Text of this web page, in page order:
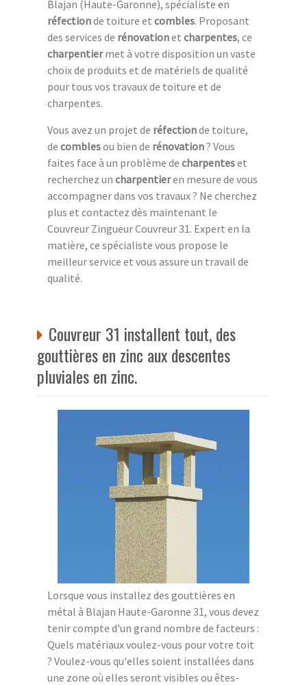
Blajan (Haute-Garonne), spécialiste en
réfectionde toiture et combles. Proposant
des services de rénovationet charpentes, ce
charpentiermet à votre disposition un vaste
choix de produits et de matériels de qualité
pour tous vos travaux de toiture et de
charpentes.
Vous avez un projet de réfectionde toiture,
de comblesou bien de rénovation? Vous
faites face à un problème de charpenteset
recherchez un charpentieren mesure de vous
accompagner dans vos travaux ? Ne cherchez
plus et contactez dès maintenant le
Couvreur Zingueur Couvreur 31. Expert en la
matière, ce spécialiste vous propose le
meilleur service et vous assure un travail de
qualité.
Couvreur 31 installent tout, des
gouttières en zinc aux descentes
pluviales en zinc.
Lorsque vous installez des gouttières en
métal à Blajan Haute-Garonne 31, vous devez
tenir compte d'un grand nombre de facteurs :
Quels matériaux voulez-vous pour votre toit
? Voulez-vous qu'elles soient installées dans
une zone où elles seront visibles ou êtes-